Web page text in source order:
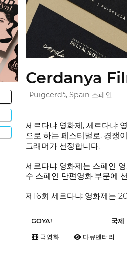
Cerdanya
Puigcerdà, Spain 스페인
세르다냐 영화제, 세르다냐
으로 하는 페스티벌로, 경쟁
그래머가 선정합니다.
세르다냐 영화제는 스페인
수 스페인 단편영화 부문에
제16회 세르다냐 영화제는
GOYA! 국제
극영화 다큐멘터리